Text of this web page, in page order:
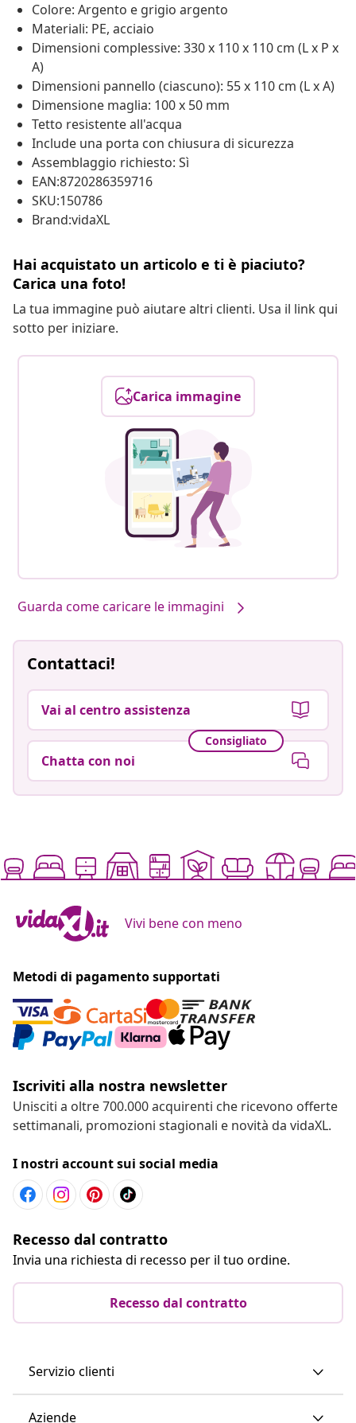
Colore: Argento e grigio argento
Materiali: PE, acciaio
Dimensioni complessive: 330 x 110 x 110 cm (L x P x
A)
Dimensioni pannello (ciascuno): 55 x 110 cm (L x A)
Dimensione maglia: 100 x 50 mm
Tetto resistente all'acqua
Include una porta con chiusura di sicurezza
Assemblaggio richiesto: Sì
EAN:8720286359716
SKU:150786
Brand:vidaXL
Hai acquistato un articolo e ti è piaciuto?
Carica una foto!
La tua immagine può aiutare altri clienti. Usa il link qui
sotto per iniziare.
Carica immagine
Guarda come caricare le immagini
Contattaci!
Vai al centro assistenza
Consigliato
Chatta con noi
Vivi bene con meno
Metodi di pagamento supportati
Iscriviti alla nostra newsletter
Unisciti a oltre 700.000 acquirenti che ricevono offerte
settimanali, promozioni stagionali e novità da vidaXL.
I nostri account sui social media
Recesso dal contratto
Invia una richiesta di recesso per il tuo ordine.
Recesso dal contratto
Servizio clienti
Aziende